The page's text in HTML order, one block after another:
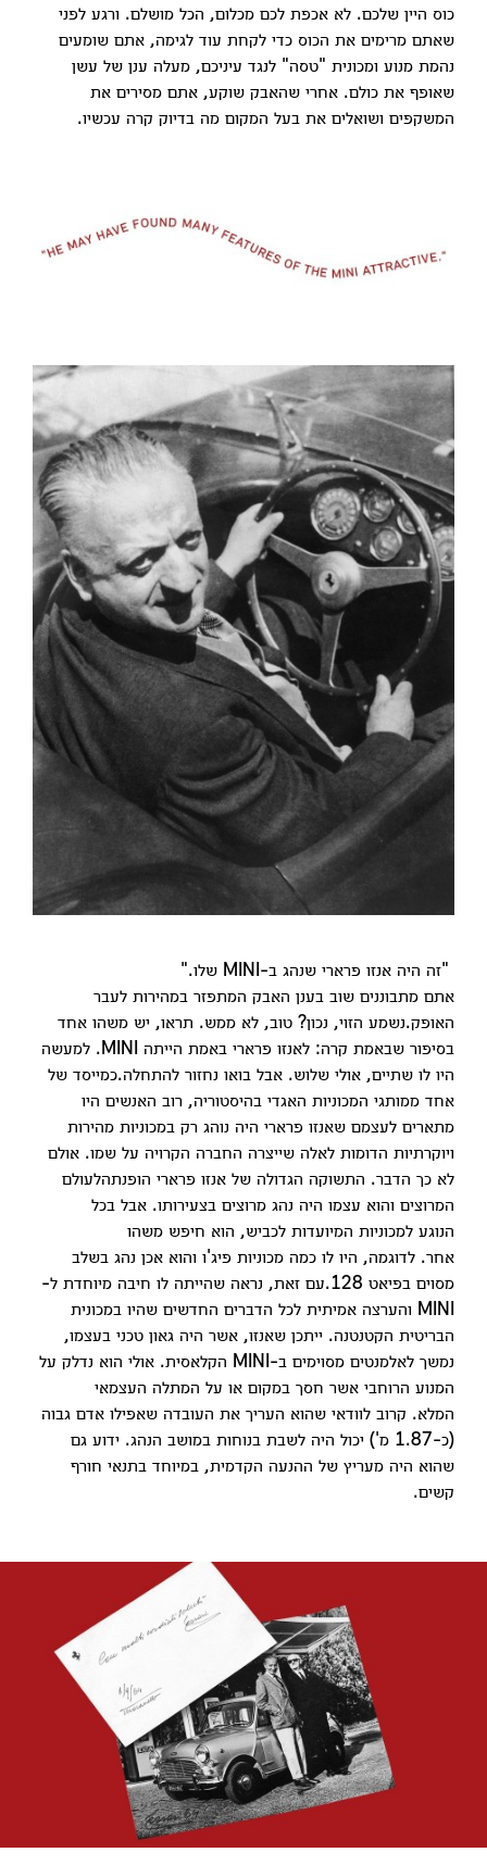
כוס היין שלכם. לא אכפת לכם מכלום, הכל מושלם. ורגע לפני
שאתם מרימים את הכוס כדי לקחת עוד לגימה, אתם שומעים
נהמת מנוע ומכונית "טסה" לנגד עיניכם, מעלה ענן של עשן
שאופף את כולם. אחרי שהאבק שוקע, אתם מסירים את
המשקפים ושואלים את בעל המקום מה בדיוק קרה עכשיו.
"זה היה אנזו פרארי שנהג ב-MINI שלו."
אתם מתבוננים שוב בענן האבק המתפזר במהירות לעבר
האופק.נשמע הזוי, נכון? טוב, לא ממש. תראו, יש משהו אחד
בסיפור שבאמת קרה: לאנזו פרארי באמת הייתה MINI. למעשה
היו לו שתיים, אולי שלוש. אבל בואו נחזור להתחלה.כמייסד של
אחד ממותגי המכוניות האגדי בהיסטוריה, רוב האנשים היו
מתארים לעצמם שאנזו פרארי היה נוהג רק במכוניות מהירות
ויוקרתיות הדומות לאלה שייצרה החברה הקרויה על שמו. אולם
לא כך הדבר. התשוקה הגדולה של אנזו פרארי הופנתהלעולם
המרוצים והוא עצמו היה נהג מרוצים בצעירותו. אבל בכל
הנוגע למכוניות המיועדות לכביש, הוא חיפש משהו
אחר. לדוגמה, היו לו כמה מכוניות פיג'ו והוא אכן נהג בשלב
מסוים בפיאט 128.עם זאת, נראה שהייתה לו חיבה מיוחדת ל-
MINI והערצה אמיתית לכל הדברים החדשים שהיו במכונית
הבריטית הקטנטנה. ייתכן שאנזו, אשר היה גאון טכני בעצמו,
נמשך לאלמנטים מסוימים ב-MINI הקלאסית. אולי הוא נדלק על
המנוע הרוחבי אשר חסך במקום או על המתלה העצמאי
המלא. קרוב לוודאי שהוא העריך את העובדה שאפילו אדם גבוה
(כ-1.87 מ') יכול היה לשבת בנוחות במושב הנהג. ידוע גם
שהוא היה מעריץ של ההנעה הקדמית, במיוחד בתנאי חורף
קשים.